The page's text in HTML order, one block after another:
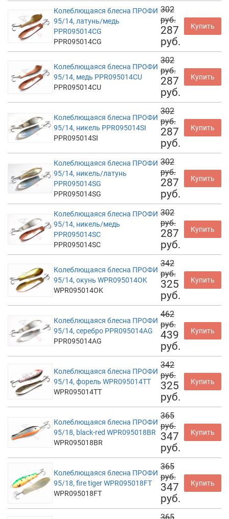
Колеблющаяся блесна ПРОФИ
95/14, латунь/медь
PPR095014CG
PPR095014CG
302
руб.
287
руб.
Купить
Колеблющаяся блесна ПРОФИ
95/14, медь PPR095014CU
PPR095014CU
302
руб.
287
руб.
Купить
Колеблющаяся блесна ПРОФИ
95/14, никель PPR095014SI
PPR095014SI
302
руб.
287
руб.
Купить
Колеблющаяся блесна ПРОФИ
95/14, никель/латунь
PPR095014SG
PPR095014SG
302
руб.
287
руб.
Купить
Колеблющаяся блесна ПРОФИ
95/14, никель/медь
PPR095014SC
PPR095014SC
302
руб.
287
руб.
Купить
Колеблющаяся блесна ПРОФИ
95/14, окунь WPR095014OK
WPR095014OK
342
руб.
325
руб.
Купить
Колеблющаяся блесна ПРОФИ
95/14, серебро PPR095014AG
PPR095014AG
462
руб.
439
руб.
Купить
Колеблющаяся блесна ПРОФИ
95/14, форель WPR095014TT
WPR095014TT
342
руб.
325
руб.
Купить
Колеблющаяся блесна ПРОФИ
95/18, black-red WPR095018BR
WPR095018BR
365
руб.
347
руб.
Купить
Колеблющаяся блесна ПРОФИ
95/18, fire tiger WPR095018FT
WPR095018FT
365
руб.
347
руб.
Купить